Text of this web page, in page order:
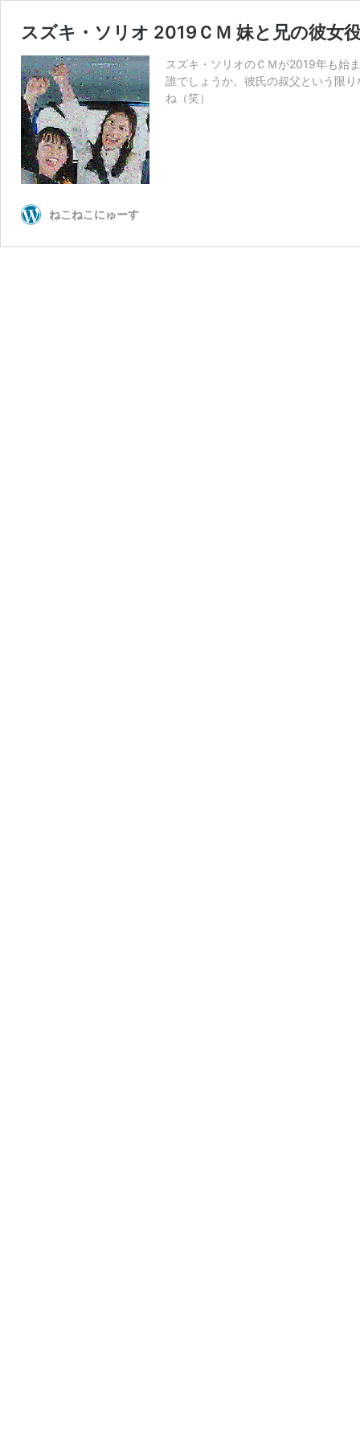
スズキ・ソリオ 2019ＣＭ 妹と兄の彼女
スズキ・ソリオのＣＭが2019年も始
誰でしょうか。彼氏の叔父という限
ね（笑）
ねこねこにゅーす